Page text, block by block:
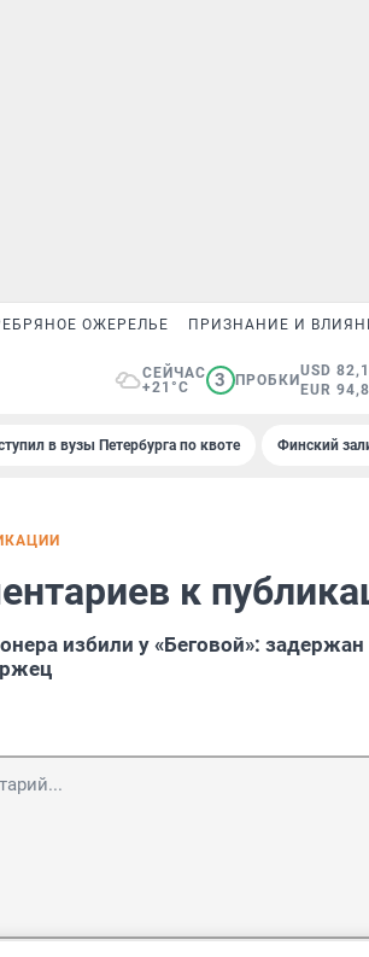
ОЖЕРЕЛЬЕ ПРИЗНАНИЕ И
СЕЙЧАС
+21°C
3 ПРОБКИ
USD
EUR
в вузы Петербурга по квоте Финский
к
избили у «Беговой»: задержан